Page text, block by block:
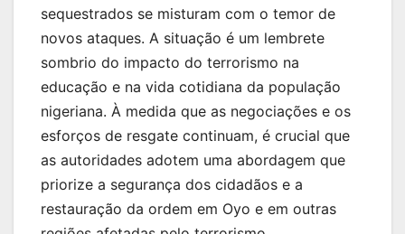
sequestrados se misturam com o temor de
novos ataques. A situação é um lembrete
sombrio do impacto do terrorismo na
educação e na vida cotidiana da população
nigeriana. À medida que as negociações e os
esforços de resgate continuam, é crucial que
as autoridades adotem uma abordagem que
priorize a segurança dos cidadãos e a
restauração da ordem em Oyo e em outras